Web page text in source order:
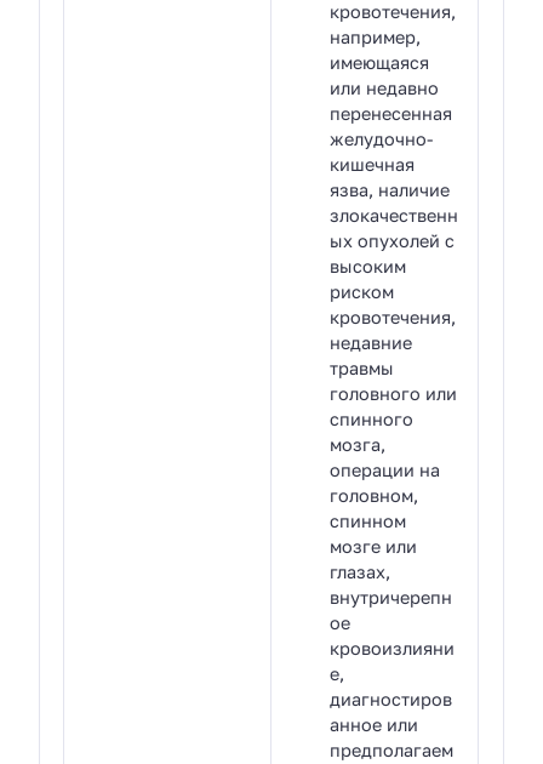
кровотечения,
например,
имеющаяся
или недавно
перенесенная
желудочно-
кишечная
язва, наличие
злокачественн
ых опухолей с
высоким
риском
кровотечения,
недавние
травмы
головного или
спинного
мозга,
операции на
головном,
спинном
мозге или
глазах,
внутричерепн
ое
кровоизлияни
е,
диагностиров
анное или
предполагаем